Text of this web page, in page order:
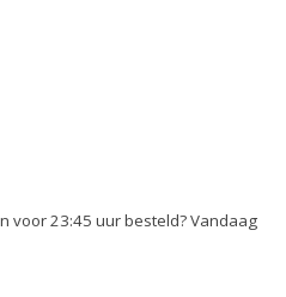
is
voor 23:45 uur besteld? Vandaag